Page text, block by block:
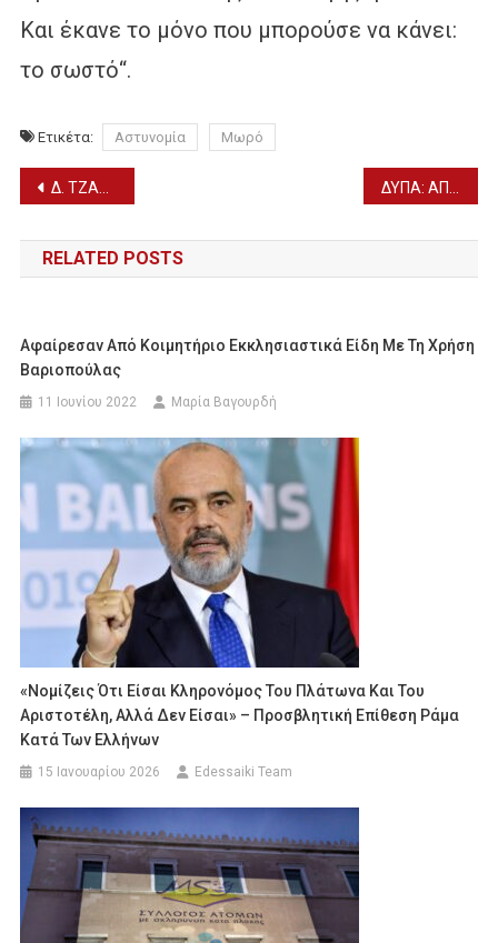
Και έκανε το μόνο που μπορούσε να κάνει:
το σωστό“.
Ετικέτα: Αστυνομία Μωρό
Πλοήγηση
άρθρων
Δ. ΤΖΑΜΤΖΗΣ: ΕΡΓΑΣΙΕΣ ΣΥΝΤΗΡΗΣΗΣ ΙΕΡΩΝ ΝΑΩΝ ΣΤΗΝ ΠΕΛΛΑ ΔΥΠΑ: ΑΠΟ ΑΥΡΙΟ ΟΙ ΑΙΤΗΣΕΙΣ ΓΙΑ 70.000 ΚΟΥΠΟΝΙΑ ΠΑΙΔΙΚΩΝ ΚΑΤΑΣΚΗΝΩΣΕΩΝ
RELATED POSTS
Αφαίρεσαν Από Κοιμητήριο Εκκλησιαστικά Είδη Με Τη Χρήση
Βαριοπούλας
11 Ιουνίου 2022 Μαρία Βαγουρδή
«Νομίζεις Ότι Είσαι Κληρονόμος Του Πλάτωνα Και Του
Αριστοτέλη, Αλλά Δεν Είσαι» – Προσβλητική Επίθεση Ράμα
Κατά Των Ελλήνων
15 Ιανουαρίου 2026 Edessaiki Team